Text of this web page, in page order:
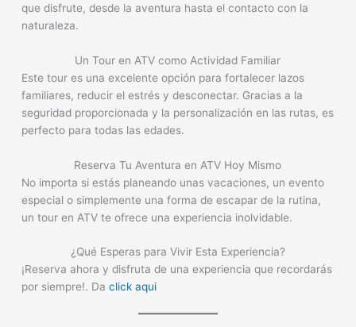
que disfrute, desde la aventura hasta el contacto con la
naturaleza.
Un Tour en ATV como Actividad Familiar
Este tour es una excelente opción para fortalecer lazos
familiares, reducir el estrés y desconectar. Gracias a la
seguridad proporcionada y la personalización en las rutas, es
perfecto para todas las edades.
Reserva Tu Aventura en ATV Hoy Mismo
No importa si estás planeando unas vacaciones, un evento
especial o simplemente una forma de escapar de la rutina,
un tour en ATV te ofrece una experiencia inolvidable.
¿Qué Esperas para Vivir Esta Experiencia?
¡Reserva ahora y disfruta de una experiencia que recordarás
por siempre!. Daclick aqui